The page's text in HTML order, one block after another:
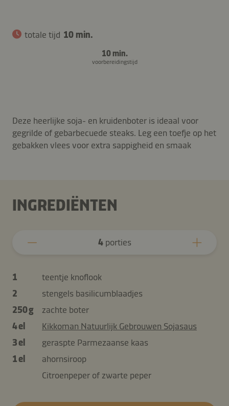
totale tijd 10 min.
10 min.
voorbereidingstijd
Deze heerlijke soja- en kruidenboter is ideaal voor
gegrilde of gebarbecuede steaks. Leg een toefje op het
gebakken vlees voor extra sappigheid en smaak
INGREDIËNTEN
4porties
1
teentje knoflook
2
stengels basilicumblaadjes
250 g
zachte boter
4 el
Kikkoman Natuurlijk Gebrouwen Sojasaus
3 el
geraspte Parmezaanse kaas
1 el
ahornsiroop
Citroenpeper of zwarte peper